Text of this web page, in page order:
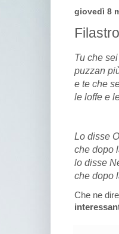
giovedì 8
Tu che
puzzan
e te che
le loffe e
Lo disse
che dopo
lo disse
che dopo
Che ne